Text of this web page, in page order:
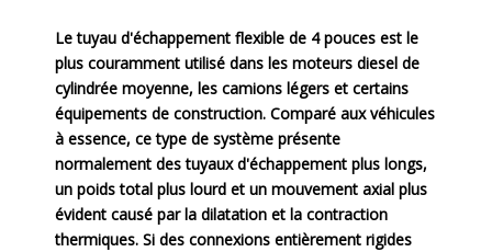
Le tuyau d'échappement flexible de 4 pouces est le
plus couramment utilisé dans les moteurs diesel de
cylindrée moyenne, les camions légers et certains
équipements de construction. Comparé aux véhicules
à essence, ce type de système présente
normalement des tuyaux d'échappement plus longs,
un poids total plus lourd et un mouvement axial plus
évident causé par la dilatation et la contraction
thermiques. Si des connexions entièrement rigides